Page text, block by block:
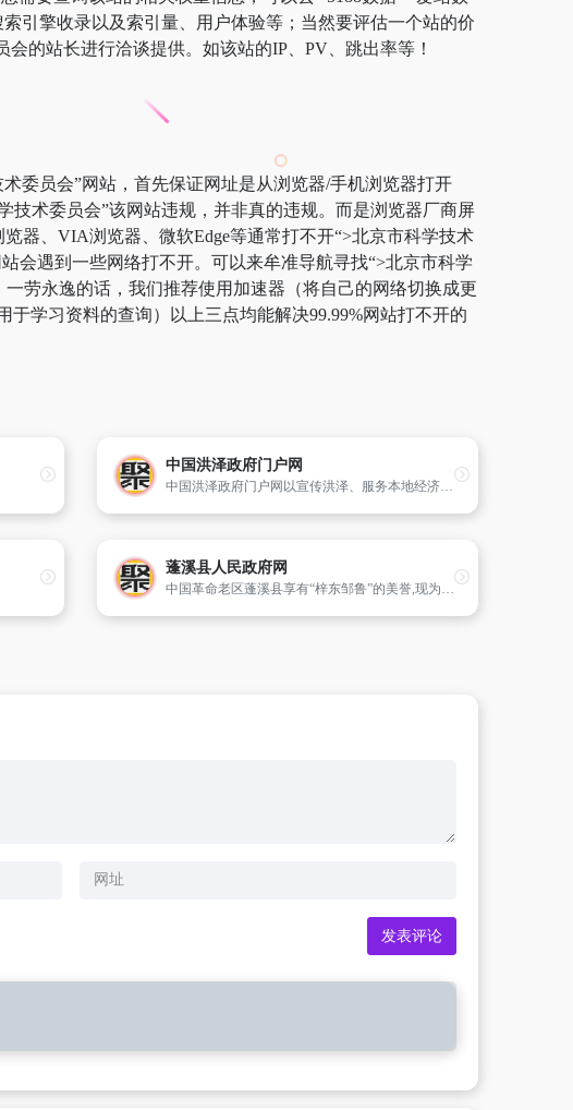
引擎收录以及索引量、用户体验等；当然要评估一个站的价
的站长进行洽谈提供。如该站的IP、PV、跳出率等！
委员会”网站，首先保证网址是从浏览器/手机浏览器打开
技术委员会”该网站违规，并非真的违规。而是浏览器厂商屏
器、VIA浏览器、微软Edge等通常打不开“>北京市科学技术
会遇到一些网络打不开。可以来牟准导航寻找“>北京市科学
劳永逸的话，我们推荐使用加速器（将自己的网络切换成更
学习资料的查询）以上三点均能解决99.99%网站打不开的
中国洪泽政府门户网
中国洪泽政府门户网以宣传洪泽、服务本地经济社会发展和百姓生活为宗旨,突出洪泽县区域特色,面向社会提供全面的洪泽县资讯和服务。
蓬溪县人民政府网
中国革命老区蓬溪县享有“梓东邹鲁”的美誉,现为四川省遂宁市下辖县,地处四川盆地中部偏东,周边与船山区、射洪县、大英、武胜、南充、西充以及重庆市的潼南区、合川区等八县市区毗邻接壤。幅员面积1251平方公里。全县辖31乡镇。